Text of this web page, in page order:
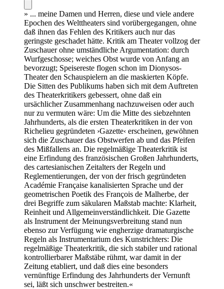
» ... meine Damen und Herren, diese und viele andere
Epochen des Welttheaters sind vorübergegangen, ohne
daß ihnen das Fehlen des Kritikers auch nur das
geringste geschadet hätte. Kritik am Theater vollzog der
Zuschauer ohne umständliche Argumentation: durch
Wurfgeschosse; weiches Obst wurde von Anfang an
bevorzugt; Speisereste flogen schon im Dionysos-
Theater den Schauspielern an die maskierten Köpfe.
Die Sitten des Publikums haben sich mit dem Auftreten
des Theaterkritikers gebessert, ohne daß ein
ursächlicher Zusammenhang nachzuweisen oder auch
nur zu vermuten wäre: Um die Mitte des siebzehnten
Jahrhunderts, als die ersten Theaterkritiken in der von
Richelieu gegründeten ›Gazette‹ erscheinen, gewöhnen
sich die Zuschauer das Obstwerfen ab und das Pfeifen
des Mißfallens an. Die regelmäßige Theaterkritik ist
eine Erfindung des französischen Großen Jahrhunderts,
des cartesianischen Zeitalters der Regeln und
Reglementierungen, der von der frisch gegründeten
Académie Française kanalisierten Sprache und der
geometrischen Poetik des François de Malherbe, der
drei Begriffe zum säkularen Maßstab machte: Klarheit,
Reinheit und Allgemeinverständlichkeit. Die Gazette
als Instrument der Meinungsverbreitung stand nun
ebenso zur Verfügung wie engherzige dramaturgische
Regeln als Instrumentarium des Kunstrichters: Die
regelmäßige Theaterkritik, die sich stabiler und rational
kontrollierbarer Maßstäbe rühmt, war damit in der
Zeitung etabliert, und daß dies eine besonders
vernünftige Erfindung des Jahrhunderts der Vernunft
sei, läßt sich unschwer bestreiten.«